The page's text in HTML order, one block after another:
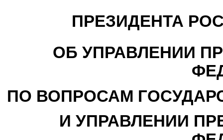
ПРЕЗИДЕНТА
ОБ УПРАВЛЕНИИ
ПО ВОПРОСАМ
И УПРАВЛЕНИИ